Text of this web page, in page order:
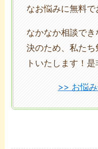
なお悩みに無料で
なかなか相談で
決のため、私た
トいたします！
>> お悩